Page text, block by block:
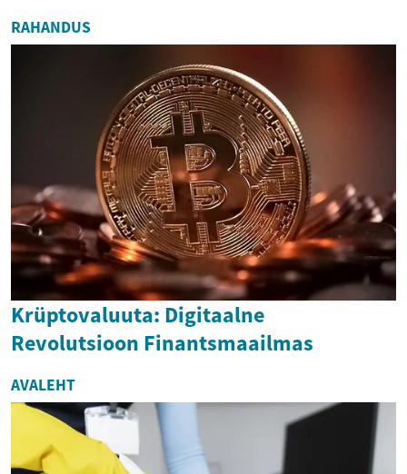
RAHANDUS
Krüptovaluuta: Digitaalne
Revolutsioon Finantsmaailmas
AVALEHT